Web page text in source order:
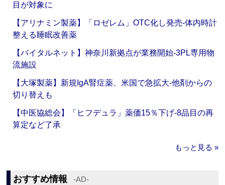
目が対象に
【アリナミン製薬】「ロゼレム」OTC化し発売‐体内時計
整える睡眠改善薬
【バイタルネット】神奈川新拠点が業務開始‐3PL専用物
流施設
【大塚製薬】新規IgA腎症薬、米国で急拡大‐他剤からの
切り替えも
【中医協総会】「ヒフデュラ」薬価15％下げ‐8品目の再
算定など了承
もっと見る »
おすすめ情報 ‐AD‐